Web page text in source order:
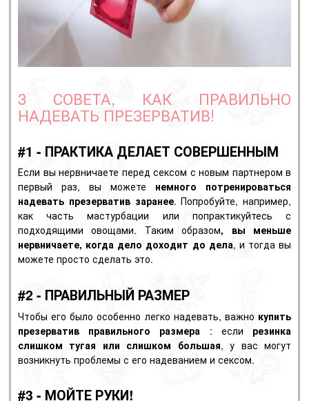
3 СОВЕТА, КАК ПРАВИЛЬНО
НАДЕВАТЬ ПРЕЗЕРВАТИВ!
#1 - ПРАКТИКА ДЕЛАЕТ СОВЕРШЕННЫМ
Если вы нервничаете перед сексом с новым партнером в
первый раз, вы можете немного потренироваться
надевать презерватив заранее. Попробуйте, например,
как частьмастурбации или попрактикуйтесь с
подходящими овощами. Таким образом, вы меньше
нервничаете, когда дело доходит до дела, и тогда вы
можете просто сделать это.
#2 - ПРАВИЛЬНЫЙ РАЗМЕР
Чтобы его было особенно легко надевать, важно купить
презерватив правильного размера : если резинка
слишком тугая или слишком большая, у вас могут
возникнуть проблемы с его надеванием и сексом.
#3 - МОЙТЕ РУКИ!